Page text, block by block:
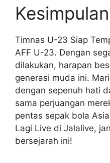
Kesimpulan
Timnas U-23 Siap
AFF U-23. Dengan
dilakukan, harapan
generasi muda ini.
dengan sepenuh hati
sama perjuangan
pentas sepak bola
Lagi Live di Jalalive,
bersejarah ini!